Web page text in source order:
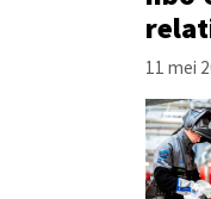
11 mei